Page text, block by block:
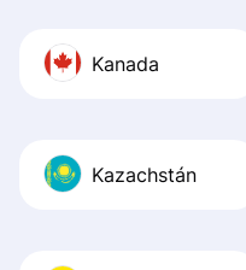
Kanada
Kazachstán